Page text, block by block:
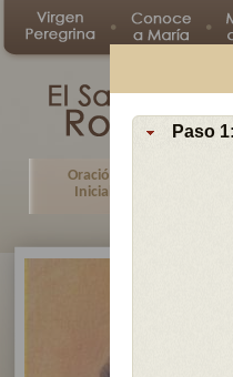
Paso
Oración
Inicial